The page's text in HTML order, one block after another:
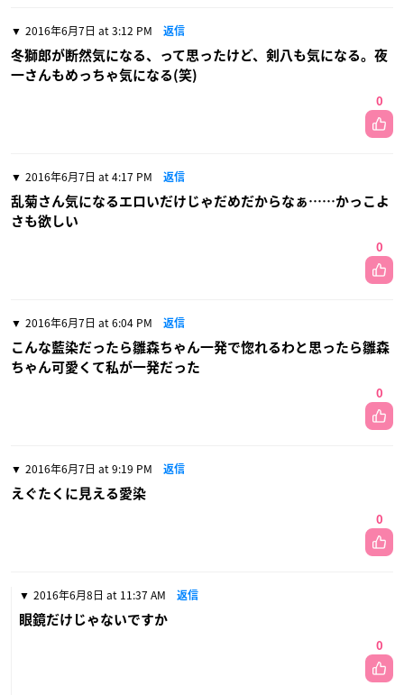
2016年6月7日 at 3:12 PM 返信
冬獅郎が断然気になる、って思ったけど、剣八も気になる。夜
一さんもめっちゃ気になる(笑)
0
2016年6月7日 at 4:17 PM 返信
乱菊さん気になるエロいだけじゃだめだからなぁ……かっこよ
さも欲しい
0
2016年6月7日 at 6:04 PM 返信
こんな藍染だったら雛森ちゃん一発で惚れるわと思ったら雛森
ちゃん可愛くて私が一発だった
0
2016年6月7日 at 9:19 PM 返信
えぐたくに見える愛染
0
2016年6月8日 at 11:37 AM 返信
眼鏡だけじゃないですか
0